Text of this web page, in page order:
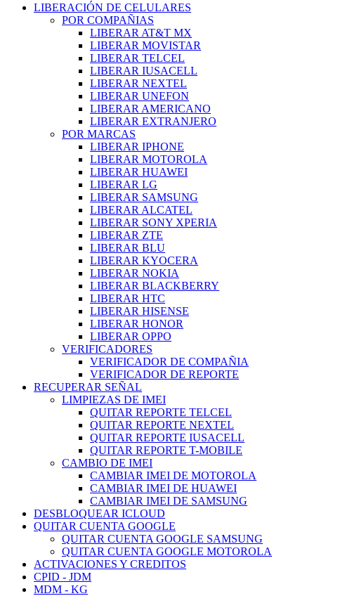
LIBERACIÓN DE CELULARES
POR COMPAÑIAS
LIBERAR AT&T MX
LIBERAR MOVISTAR
LIBERAR TELCEL
LIBERAR IUSACELL
LIBERAR NEXTEL
LIBERAR UNEFON
LIBERAR AMERICANO
LIBERAR EXTRANJERO
POR MARCAS
LIBERAR IPHONE
LIBERAR MOTOROLA
LIBERAR HUAWEI
LIBERAR LG
LIBERAR SAMSUNG
LIBERAR ALCATEL
LIBERAR SONY XPERIA
LIBERAR ZTE
LIBERAR BLU
LIBERAR KYOCERA
LIBERAR NOKIA
LIBERAR BLACKBERRY
LIBERAR HTC
LIBERAR HISENSE
LIBERAR HONOR
LIBERAR OPPO
VERIFICADORES
VERIFICADOR DE COMPAÑIA
VERIFICADOR DE REPORTE
RECUPERAR SEÑAL
LIMPIEZAS DE IMEI
QUITAR REPORTE TELCEL
QUITAR REPORTE NEXTEL
QUITAR REPORTE IUSACELL
QUITAR REPORTE T-MOBILE
CAMBIO DE IMEI
CAMBIAR IMEI DE MOTOROLA
CAMBIAR IMEI DE HUAWEI
CAMBIAR IMEI DE SAMSUNG
DESBLOQUEAR ICLOUD
QUITAR CUENTA GOOGLE
QUITAR CUENTA GOOGLE SAMSUNG
QUITAR CUENTA GOOGLE MOTOROLA
ACTIVACIONES Y CREDITOS
CPID - JDM
MDM - KG